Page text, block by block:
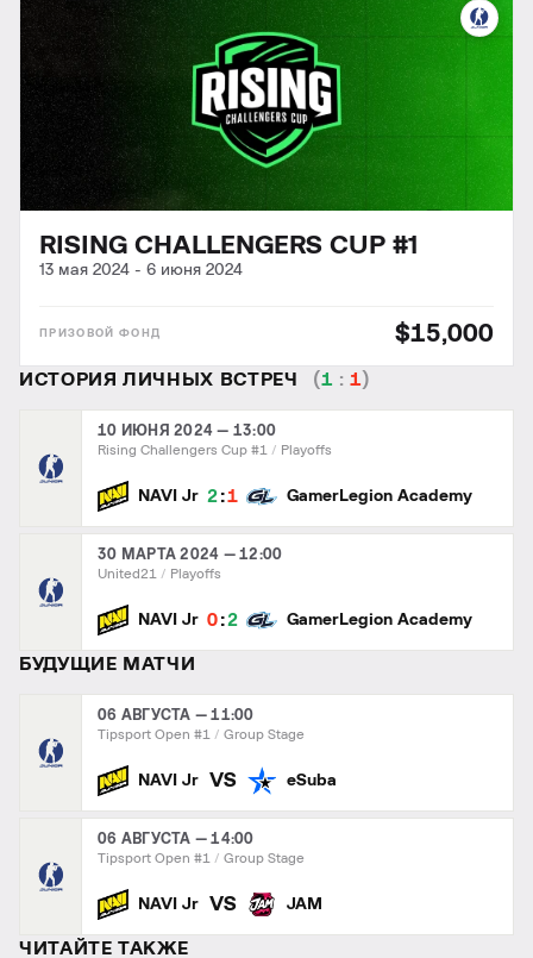
RISING CHALLENGERS CUP #1
13 мая 2024 - 6 июня 2024
$15,000
ИСТОРИЯ ЛИЧНЫХ ВСТРЕЧ (1 :1)
10 ИЮНЯ 2024 — 13:00
Rising Challengers Cup #1 Playoffs
NAVI Jr 2 :1 GamerLegion Academy
30 МАРТА 2024 — 12:00
United21 Playoffs
NAVI Jr 0 :2 GamerLegion Academy
БУДУЩИЕ МАТЧИ
06 АВГУСТА — 11:00
Tipsport Open #1 Group Stage
NAVI Jr VS eSuba
06 АВГУСТА — 14:00
Tipsport Open #1 Group Stage
NAVI Jr VS JAM
ЧИТАЙТЕ ТАКЖЕ